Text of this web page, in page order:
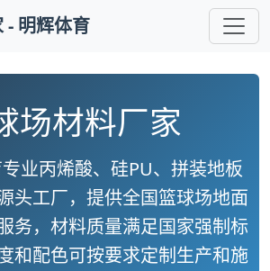
- 明辉体育
场材料厂家
业丙烯酸、硅PU、拼装地板
头工厂，提供全国篮球场地面
务，材料质量满足国家强制标
和配色可按要求定制生产和施